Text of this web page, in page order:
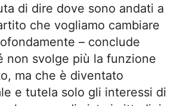
di dire dove sono andati a
che vogliamo cambiare
– conclude
non svolge più la funzione
ma che è diventato
e tutela solo gli interessi di